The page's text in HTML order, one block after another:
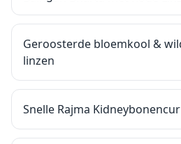
Geroosterde bloemkool &
linzen
Snelle Rajma